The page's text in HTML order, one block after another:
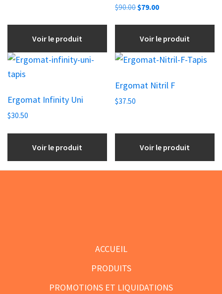
Voir le produit
$90.00Le
était :
$90.00.
$79.00Le
est :
$79.00.
Voir le produit
Ergomat Infinity Uni
$30.50
Voir le produit
Ergomat Nitril F
$37.50
Voir le produit
ACCUEIL
PRODUITS
PROMOTIONS ET LIQUIDATIONS